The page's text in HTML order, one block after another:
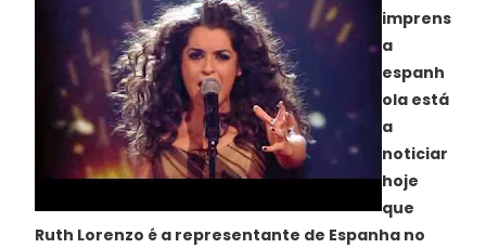
imprens
a
espanh
ola está
a
noticiar
hoje
que
Ruth Lorenzo é a representante de Espanha no